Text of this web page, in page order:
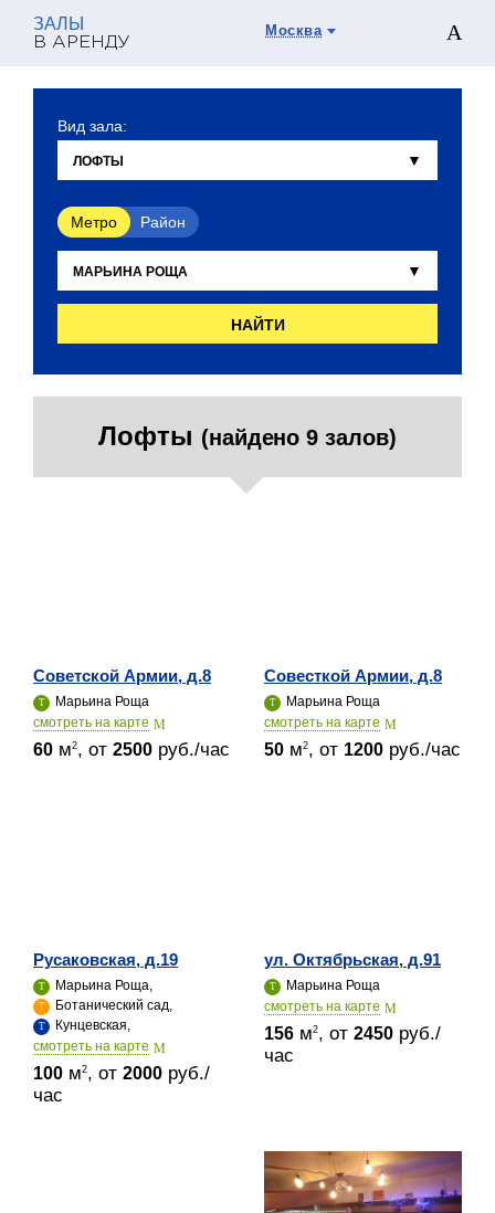
ЗАЛЫ
В АРЕНДУ
Москва
Вид зала:
Метро Район
НАЙТИ
Лофты (найдено 9 залов)
Советской Армии, д.8
Марьина Роща
cмотреть на карте
60 м2, от 2500 руб./час
Совесткой Армии, д.8
Марьина Роща
cмотреть на карте
50 м2, от 1200 руб./час
Русаковская, д.19
Марьина Роща,
Ботанический сад,
Кунцевская,
cмотреть на карте
100 м2, от 2000 руб./
час
ул. Октябрьская, д.91
Марьина Роща
cмотреть на карте
156 м2, от 2450 руб./
час